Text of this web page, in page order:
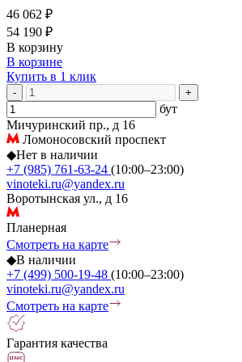
46 062 ₽
54 190 ₽
В корзину
В корзине
Купить в 1 клик
- +
бут
Мичуринский пр., д 16
Ломоносовский проспект
◆Нет в наличии
+7 (985) 761-63-24 (10:00–23:00)
vinoteki.ru@yandex.ru
Воротынская ул., д 16
Планерная
Смотреть на карте
◆В наличии
+7 (499) 500-19-48 (10:00–23:00)
vinoteki.ru@yandex.ru
Смотреть на карте
Гарантия качества